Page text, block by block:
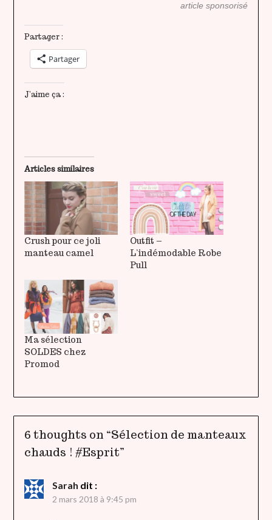
article sponsorisé
Partager :
Partager
J’aime ça :
Articles similaires
Crush pour ce joli
manteau camel
Outfit –
L’indémodable Robe
Pull
Ma sélection
SOLDES chez
Promod
6 thoughts on “Sélection de manteaux
chauds ! #Esprit”
Sarah dit :
2 mars 2018 à 9:45 pm